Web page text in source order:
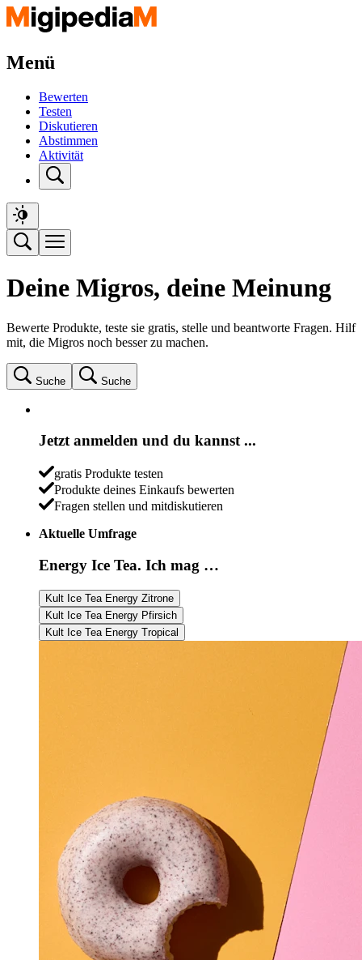
Menü
Bewerten
Testen
Diskutieren
Abstimmen
Aktivität
Deine Migros, deine Meinung
Bewerte Produkte, teste sie gratis, stelle und beantworte Fragen. Hilf
mit, die Migros noch besser zu machen.
Suche Suche
Jetzt anmelden und du kannst ...
gratis Produkte testen
Produkte deines Einkaufs bewerten
Fragen stellen und mitdiskutieren
Aktuelle Umfrage
Energy Ice Tea. Ich mag …
Kult Ice Tea Energy Zitrone
Kult Ice Tea Energy Pfirsich
Kult Ice Tea Energy Tropical